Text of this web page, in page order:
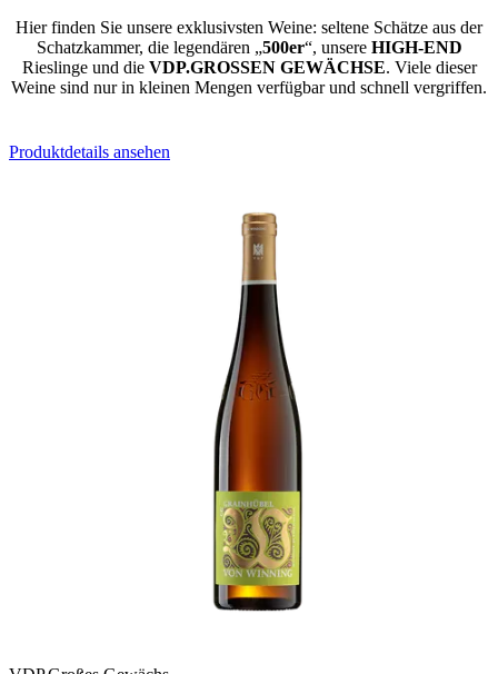
Hier finden Sie unsere exklusivsten Weine: seltene Schätze aus der
Schatzkammer, die legendären „500er“, unsere HIGH-END
Rieslinge und die VDP.GROSSEN GEWÄCHSE. Viele dieser
Weine sind nur in kleinen Mengen verfügbar und schnell vergriffen.
Produktdetails ansehen